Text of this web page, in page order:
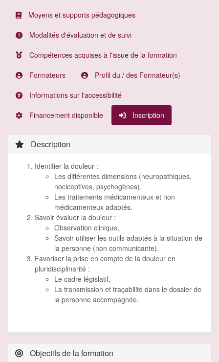
Moyens et supports pédagogiques
Modalités d'évaluation et de suivi
Compétences acquises à l'issue de la formation
Formateurs Profil du / des Formateur(s)
Informations sur l'accessibilité
Financement disponible Inscription
Description
Identifier la douleur :
Les différentes dimensions (neuropathiques,
nociceptives, psychogènes),
Les traitements médicamenteux et non
médicamenteux adaptés.
Savoir évaluer la douleur :
Observation clinique,
Savoir utiliser les outils adaptés à la situation de
la personne (non communicante).
Favoriser la prise en compte de la douleur en
pluridisciplinarité :
Le cadre législatif,
La transmission et traçabilité dans le dossier de
la personne accompagnée.
Objectifs de la formation